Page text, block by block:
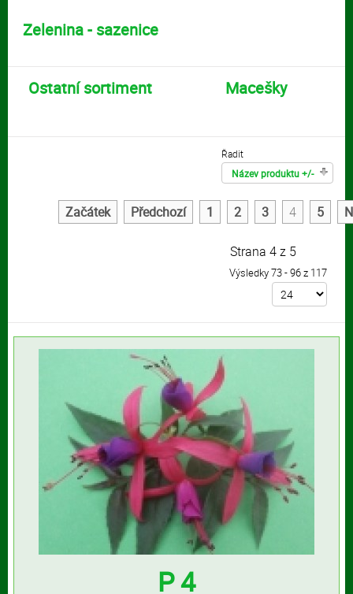
Zelenina - sazenice
Ostatní sortiment Macešky
Řadit
Název produktu +/-
Začátek Předchozí 1 2 3 4 5
Strana 4 z 5
Výsledky 73 - 96 z 117
P 4